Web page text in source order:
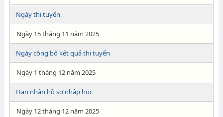
Ngày thi tuyển
Ngày 15 tháng 11 năm 2025
Ngày công bố kết quả thi tuyển
Ngày 1 tháng 12 năm 2025
Hạn nhận hồ sơ nhập học
Ngày 12 tháng 12 năm 2025